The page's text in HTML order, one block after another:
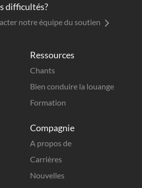
Ressources
Chants
Bien conduire la louange
Formation
Compagnie
A propos de
Carrières
Nouvelles
difficultés?
notre équipe du soutien